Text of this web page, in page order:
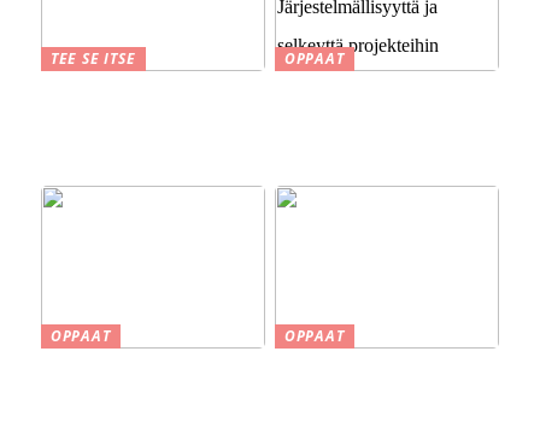
TEE SE ITSE
OPPAAT
OPPAAT
OPPAAT